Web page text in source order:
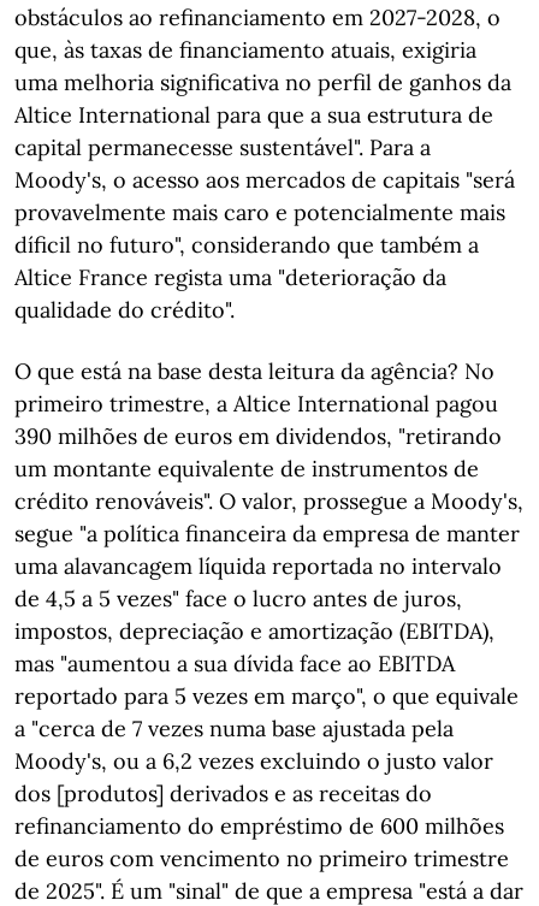
obstáculos ao refinanciamento em 2027-2028, o
que, às taxas de financiamento atuais, exigiria
uma melhoria significativa no perfil de ganhos da
Altice International para que a sua estrutura de
capital permanecesse sustentável". Para a
Moody's, o acesso aos mercados de capitais "será
provavelmente mais caro e potencialmente mais
díficil no futuro", considerando que também a
Altice France regista uma "deterioração da
qualidade do crédito".
O que está na base desta leitura da agência? No
primeiro trimestre, a Altice International pagou
390 milhões de euros em dividendos, "retirando
um montante equivalente de instrumentos de
crédito renováveis". O valor, prossegue a Moody's,
segue "a política financeira da empresa de manter
uma alavancagem líquida reportada no intervalo
de 4,5 a 5 vezes" face o lucro antes de juros,
impostos, depreciação e amortização (EBITDA),
mas "aumentou a sua dívida face ao EBITDA
reportado para 5 vezes em março", o que equivale
a "cerca de 7 vezes numa base ajustada pela
Moody's, ou a 6,2 vezes excluindo o justo valor
dos [produtos] derivados e as receitas do
refinanciamento do empréstimo de 600 milhões
de euros com vencimento no primeiro trimestre
de 2025". É um "sinal" de que a empresa "está a dar